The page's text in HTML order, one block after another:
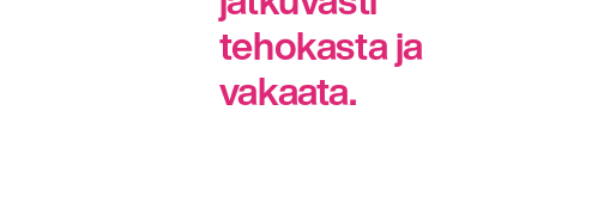
tehokasta ja
vakaata.